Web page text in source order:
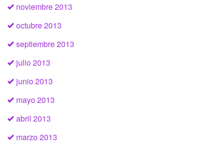
noviembre 2013
octubre 2013
septiembre 2013
julio 2013
junio 2013
mayo 2013
abril 2013
marzo 2013